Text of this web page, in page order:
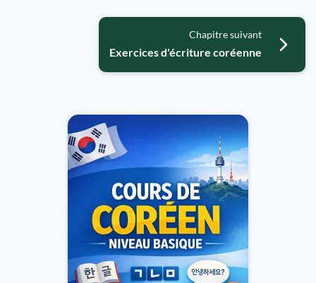
Chapitre suivant
Exercices d'écriture coréenne